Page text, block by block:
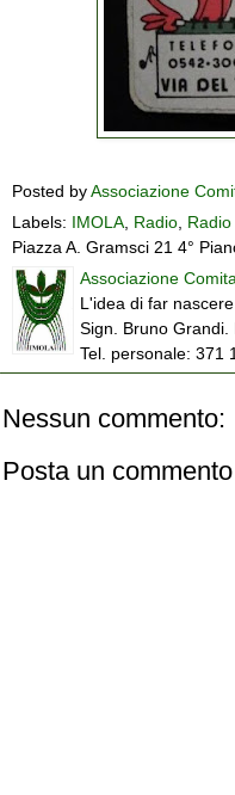
Posted by Associazione
Labels:
IMOLA, Radio,
Piazza A. Gramsci 21 4°
Associazione
L'idea di far
Sign. Bruno
Tel. personale: 371
Nessun commento:
Posta un commento